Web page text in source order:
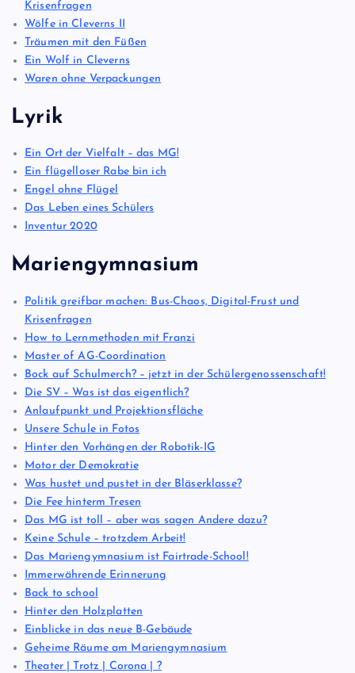
Krisenfragen
Wölfe in Cleverns II
Träumen mit den Füßen
Ein Wolf in Cleverns
Waren ohne Verpackungen
Lyrik
Ein Ort der Vielfalt – das MG!
Ein flügelloser Rabe bin ich
Engel ohne Flügel
Das Leben eines Schülers
Inventur 2020
Mariengymnasium
Politik greifbar machen: Bus-Chaos, Digital-Frust und
Krisenfragen
How to Lernmethoden mit Franzi
Master of AG-Coordination
Bock auf Schulmerch? – jetzt in der Schülergenossenschaft!
Die SV – Was ist das eigentlich?
Anlaufpunkt und Projektionsfläche
Unsere Schule in Fotos
Hinter den Vorhängen der Robotik-IG
Motor der Demokratie
Was hustet und pustet in der Bläserklasse?
Die Fee hinterm Tresen
Das MG ist toll – aber was sagen Andere dazu?
Keine Schule – trotzdem Arbeit!
Das Mariengymnasium ist Fairtrade-School!
Immerwährende Erinnerung
Back to school
Hinter den Holzplatten
Einblicke in das neue B-Gebäude
Geheime Räume am Mariengymnasium
Theater | Trotz | Corona | ?